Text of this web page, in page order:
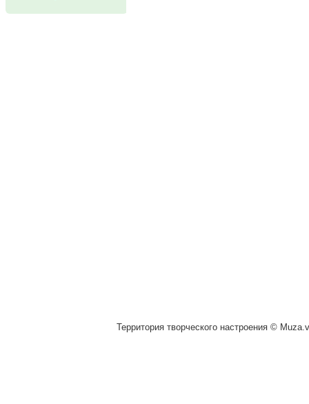
Территория творческого настроения ©